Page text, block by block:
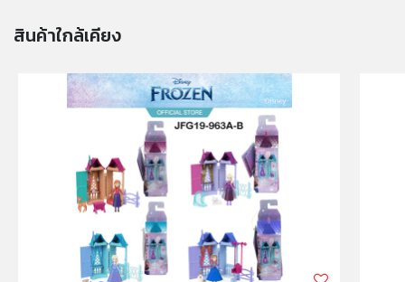
bodice and a rainbow print on her removable skirt
Fairy shoes and a tiara atop her long purple ponytail
spark imaginations.
Collect all of the Barbie™ Dreamtopia dolls and
accessories and let your stories take flight!
หมายเหตุ:
สินค้าอาจมีการเปลี่ยนแปลงลวดลาย สีสันบนผลิตภัณฑ์ หรือ
แพ็คเกจโดยร้านฯอาจไม่สามารถแจ้งให้ทราบล่วงหน้า และสี
ของผลิตภัณฑ์ที่แสดงบนเว็บไซต์อาจมีความแตกต่างกันจาก
การตั้งค่าการแสดงผลสีของแต่ละหน้าจอ
สินค้าใกล้เคียง